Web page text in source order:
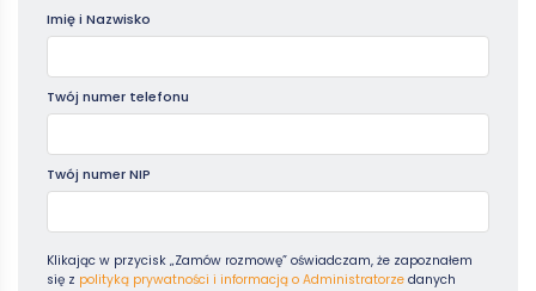
Imię i Nazwisko
Twój numer telefonu
Twój numer NIP
Klikając w przycisk „Zamów rozmowę” oświadczam, że zapoznałem
się z polityką prywatności i informacją o Administratorze danych